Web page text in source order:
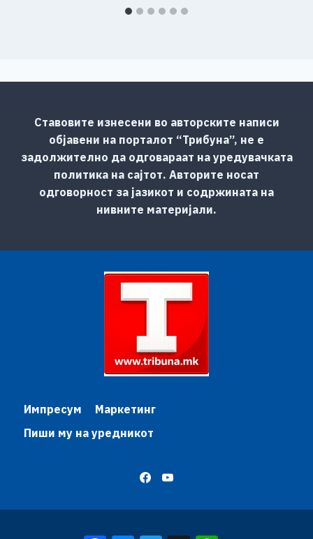
Ставовите изнесени во авторските написи
објавени на порталот “Трибуна”, не е
задолжително да одговараат на уредувачката
политика на сајтот. Авторите носат
одговорност за јазикот и содржината на
нивните материјали.
Импресум
Маркетинг
Пиши му на уредникот